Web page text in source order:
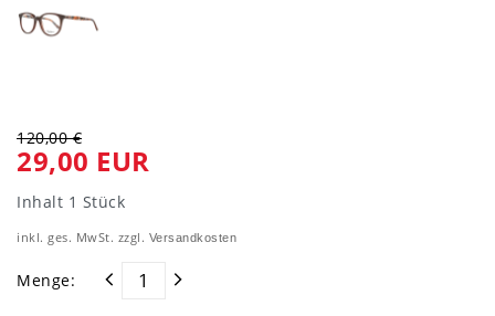
120,00 €
29,00 EUR
Inhalt 1 Stück
inkl. ges. MwSt. zzgl. Versandkosten
Menge: